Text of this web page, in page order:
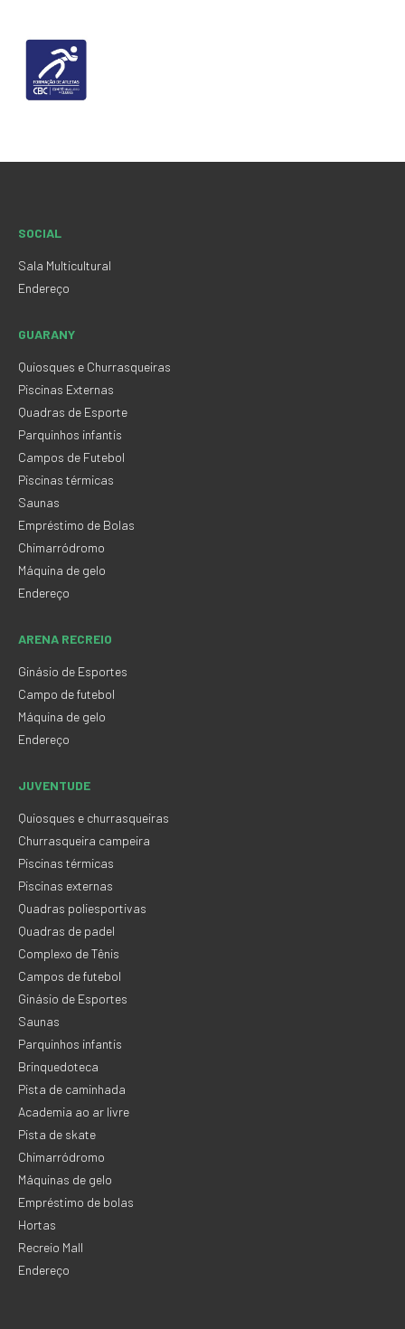
SOCIAL
Sala Multicultural
Endereço
GUARANY
Quiosques e Churrasqueiras
Piscinas Externas
Quadras de Esporte
Parquinhos infantis
Campos de Futebol
Piscinas térmicas
Saunas
Empréstimo de Bolas
Chimarródromo
Máquina de gelo
Endereço
ARENA RECREIO
Ginásio de Esportes
Campo de futebol
Máquina de gelo
Endereço
JUVENTUDE
Quiosques e churrasqueiras
Churrasqueira campeira
Piscinas térmicas
Piscinas externas
Quadras poliesportivas
Quadras de padel
Complexo de Tênis
Campos de futebol
Ginásio de Esportes
Saunas
Parquinhos infantis
Brinquedoteca
Pista de caminhada
Academia ao ar livre
Pista de skate
Chimarródromo
Máquinas de gelo
Empréstimo de bolas
Hortas
Recreio Mall
Endereço